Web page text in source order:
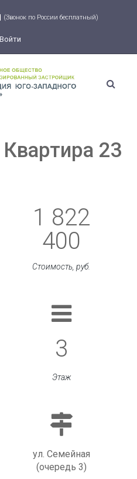
(Звонок по России бесплатный)
Квартира 23
1 822
400
Стоимость, руб.
3
Этаж
ул. Семейная
(очередь 3)